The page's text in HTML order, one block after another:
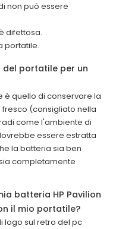
non può essere
difettosa.
portatile.
portatile per un
è quello di conservare la
(consigliato nella
come l'ambiente di
essere estratta
la batteria sia ben
completamente
batteria HP Pavilion
il mio portatile?
logo sul retro del pc